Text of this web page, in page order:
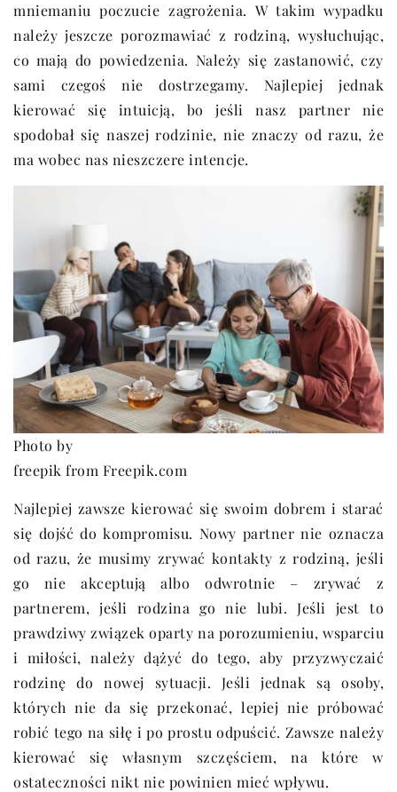
mniemaniu poczucie zagrożenia. W takim wypadku
należy jeszcze porozmawiać z rodziną, wysłuchując,
co mają do powiedzenia. Należy się zastanowić, czy
sami czegoś nie dostrzegamy. Najlepiej jednak
kierować się intuicją, bo jeśli nasz partner nie
spodobał się naszej rodzinie, nie znaczy od razu, że
ma wobec nas nieszczere intencje.
Photo by
freepik from Freepik.com
Najlepiej zawsze kierować się swoim dobrem i starać
się dojść do kompromisu. Nowy partner nie oznacza
od razu, że musimy zrywać kontakty z rodziną, jeśli
go nie akceptują albo odwrotnie – zrywać z
partnerem, jeśli rodzina go nie lubi. Jeśli jest to
prawdziwy związek oparty na porozumieniu, wsparciu
i miłości, należy dążyć do tego, aby przyzwyczaić
rodzinę do nowej sytuacji. Jeśli jednak są osoby,
których nie da się przekonać, lepiej nie próbować
robić tego na siłę i po prostu odpuścić. Zawsze należy
kierować się własnym szczęściem, na które w
ostateczności nikt nie powinien mieć wpływu.